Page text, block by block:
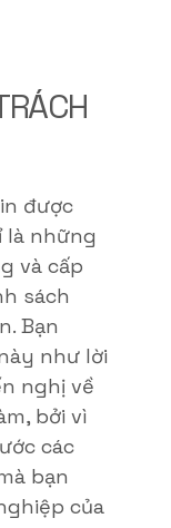
được
là những
và cấp
sách
Bạn
như lời
nghị về
bởi vì
các
bạn
của